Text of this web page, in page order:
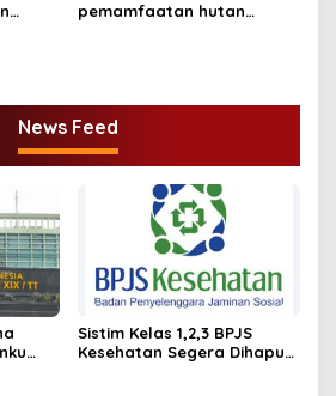
pemamfaatan hutan
News Feed
Sistim Kelas 1,2,3 BPJS
Kesehatan Segera Dihapus,